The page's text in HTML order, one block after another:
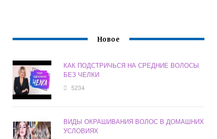
Новое
КАК ПОДСТРИЧЬСЯ НА СРЕДНИЕ ВОЛОСЫ
БЕЗ ЧЕЛКИ
5234
ВИДЫ ОКРАШИВАНИЯ ВОЛОС В ДОМАШНИХ
УСЛОВИЯХ